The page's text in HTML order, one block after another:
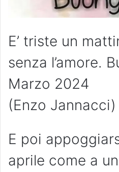
E’ triste un
senza l’amore.
Marzo 2024
(Enzo Jannacci)
E poi
aprile come a